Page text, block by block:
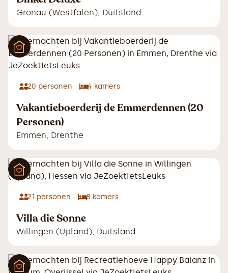
Gronau (Westfalen), Duitsland
20 personen 4 kamers
Vakantieboerderij de Emmerdennen (20
Personen)
Emmen, Drenthe
21 personen 8 kamers
Villa die Sonne
Willingen (Upland), Duitsland